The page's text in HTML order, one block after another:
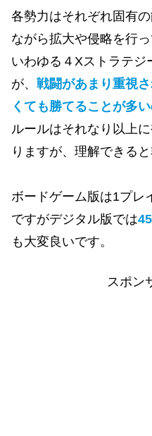
各勢力はそれぞれ固有
ながら拡大や侵略を行っ
いわゆる４Xストラテジ
が、 戦闘があまり重視
くても勝てることが多
ルールはそれなり以上
りますが、理解できる
ボードゲーム版は1プレ
ですがデジタル版では
も大変良いです。
スポン